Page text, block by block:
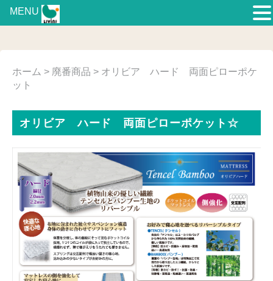
ホーム > 廃番商品 > オリビア ハード 両面ピローポケ
ット
オリビア ハード 両面ピローポケット☆
MENU